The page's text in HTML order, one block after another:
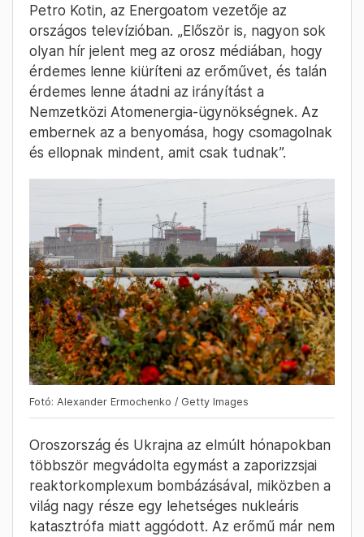
Petro Kotin, az Energoatom vezetője az
országos televízióban. „Először is, nagyon sok
olyan hír jelent meg az orosz médiában, hogy
érdemes lenne kiüríteni az erőművet, és talán
érdemes lenne átadni az irányítást a
Nemzetközi Atomenergia-ügynökségnek. Az
embernek az a benyomása, hogy csomagolnak
és ellopnak mindent, amit csak tudnak”.
Fotó: Alexander Ermochenko / Getty Images
Oroszország és Ukrajna az elmúlt hónapokban
többször megvádolta egymást a zaporizzsjai
reaktorkomplexum bombázásával, miközben a
világ nagy része egy lehetséges nukleáris
katasztrófa miatt aggódott. Az erőmű már nem